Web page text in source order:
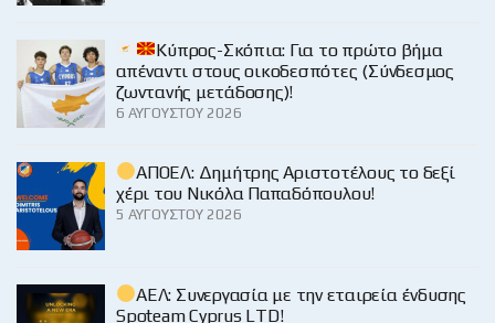
Κύπρος-Σκόπια: Για το πρώτο βήμα
απέναντι στους οικοδεσπότες (Σύνδεσμος
ζωντανής μετάδοσης)!
6 ΑΥΓΟΎΣΤΟΥ 2026
ΑΠΟΕΛ: Δημήτρης Αριστοτέλους το δεξί
χέρι του Νικόλα Παπαδόπουλου!
5 ΑΥΓΟΎΣΤΟΥ 2026
ΑΕΛ: Συνεργασία με την εταιρεία ένδυσης
Spoteam Cyprus LTD!